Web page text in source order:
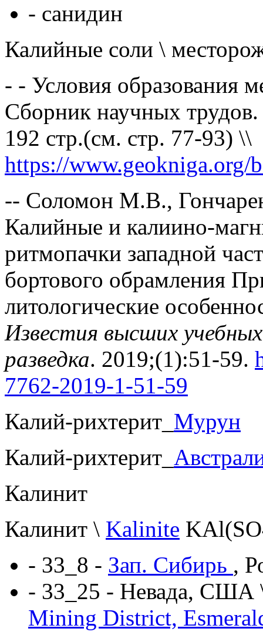
- санидин
Калийные соли \
- - Условия образования
Сборник научных
192 стр.(см. стр. 77-93) \\
https://www.geokniga.org/
-- Соломон М.В.,
Калийные и калиино-
ритмопачки западной
бортового обрамления
литологические
Известия высших
разведка. 2019;(1):51-59.
7762-2019-1-51-59
Калий-рихтерит_ Мурун
Калий-рихтерит_
Калинит
Калинит \ Kalinite
- 33_8 - Зап. Сибирь ,
- 33_25 - Невада, США
Mining District,